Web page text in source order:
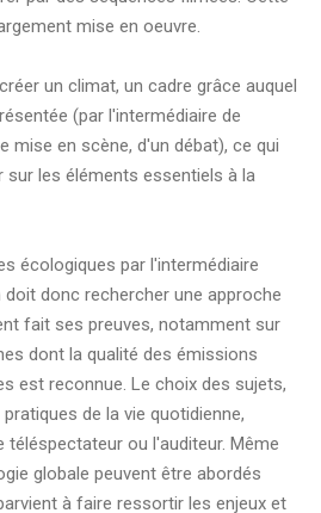
mise en oeuvre.
un climat, un cadre grâce auquel
(par l'intermédiaire de
mise en scène, d'un débat), ce qui
sur les éléments essentiels à la
écologiques par l'intermédiaire
donc rechercher une approche
fait ses preuves, notamment sur
dont la qualité des émissions
est reconnue. Le choix des sujets,
de la vie quotidienne,
ou l'auditeur. Même
globale peuvent être abordés
à faire ressortir les enjeux et